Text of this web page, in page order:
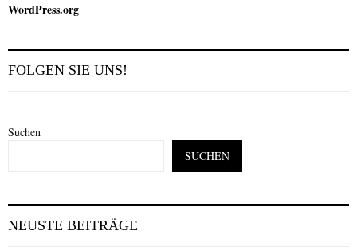
WordPress.org
FOLGEN SIE UNS!
Suchen
SUCHEN
NEUSTE BEITRÄGE